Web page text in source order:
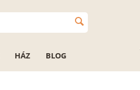
HÁZ BLOG